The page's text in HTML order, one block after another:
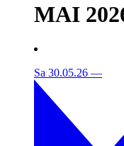
MAI
Sa 30.05.26 —